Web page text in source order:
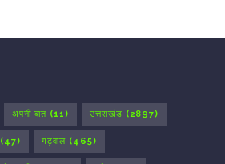
अपनी बात (11) उत्तराखंड (2897)
(47) गढ़वाल (465)